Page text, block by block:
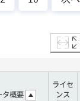
タ概要
ライセ
ンス